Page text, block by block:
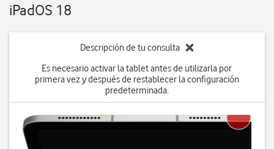
iPadOS 18
Descripción de tu consulta
Es necesario activar la tablet antes de utilizarla por
primera vez y después de restablecer la configuración
predeterminada.